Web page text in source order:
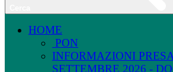
HOME
PON
INFORMAZIONI
SETTEMBRE 2026 -